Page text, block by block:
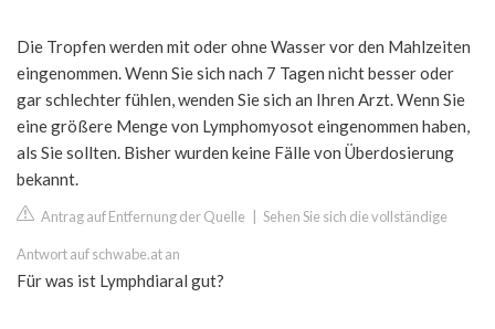
Die Tropfen werden mit oder ohne Wasser vor den Mahlzeiten
eingenommen. Wenn Sie sich nach 7 Tagen nicht besser oder
gar schlechter fühlen, wenden Sie sich an Ihren Arzt. Wenn Sie
eine größere Menge von Lymphomyosot eingenommen haben,
als Sie sollten. Bisher wurden keine Fälle von Überdosierung
bekannt.
Antrag auf Entfernung der Quelle Sehen Sie sich die vollständige
Antwort auf schwabe.at an
Für was ist Lymphdiaral gut?